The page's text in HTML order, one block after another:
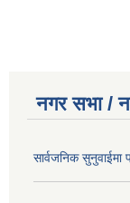
नगर सभा /
सार्वजनिक सुनुवाईमा